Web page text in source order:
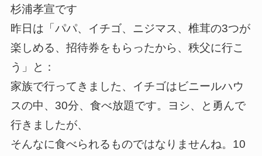
杉浦孝宣です
昨日は「パパ、イチゴ、ニジマス、椎茸の3つが
楽しめる、招待券をもらったから、秩父に行こ
う」と：
家族で行ってきました、イチゴはビニールハウ
スの中、30分、食べ放題です。ヨシ、と勇んで
行きましたが、
そんなに食べられるものではなりませんね。10